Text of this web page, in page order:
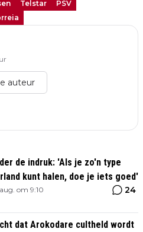
Telstar
PSV
auteur
de indruk: 'Als je zo'n type
kunt halen, doe je iets goed'
om 9:10 24
dat Arokodare cultheld wordt